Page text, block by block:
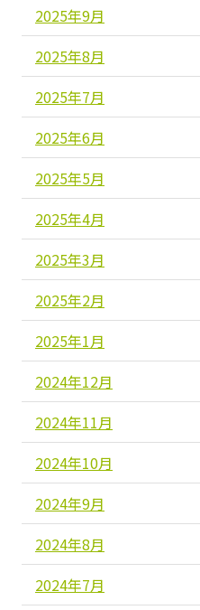
2025年9月
2025年8月
2025年7月
2025年6月
2025年5月
2025年4月
2025年3月
2025年2月
2025年1月
2024年12月
2024年11月
2024年10月
2024年9月
2024年8月
2024年7月